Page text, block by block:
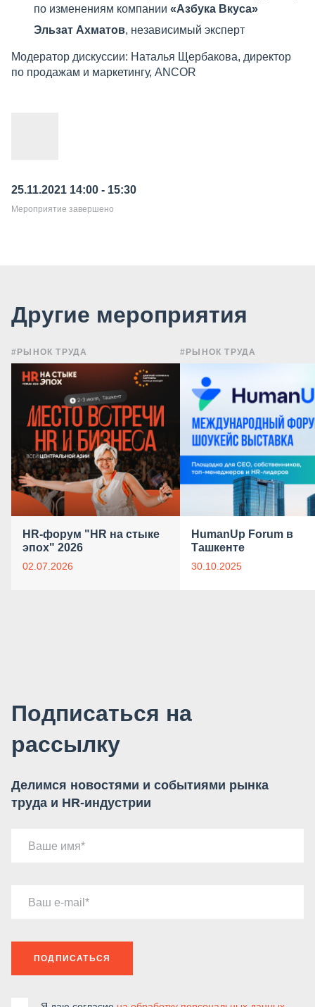
по изменениям компании «Азбука Вкуса»
Эльзат Ахматов, независимый эксперт
Модератор дискуссии: Наталья Щербакова, директор
по продажам и маркетингу, ANCOR
25.11.2021 14:00 - 15:30
Мероприятие завершено
Другие мероприятия
#РЫНОК ТРУДА
HR-форум "HR на стыке
эпох" 2026
02.07.2026
#РЫНОК ТРУДА
HumanUp Forum в
Ташкенте
30.10.2025
Подписаться на
рассылку
Делимся новостями и событиями рынка
труда и HR-индустрии
Ваше имя
Ваш e-mail
ПОДПИСАТЬСЯ